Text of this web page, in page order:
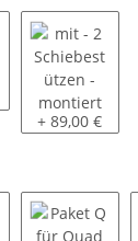
mit - 2
+ 89,00 €